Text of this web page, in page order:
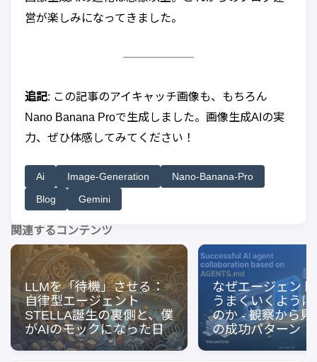
営が楽しみになってきました。
追記: この記事のアイキャッチ画像も、もちろん
Nano Banana Proで生成しました。画像生成AIの実
力、ぜひ体感してみてください！
Ai Image-Generation
Nano-Banana-Pro
Blog
Gemini
関連するコンテンツ
LLMを「待機」させる：
自律型エージェント
STELLA誕生の裏側と、僕
がAIのモックになった日
なぜエージェン
うまくいくよう
のか - 観察から見
の成功パターン